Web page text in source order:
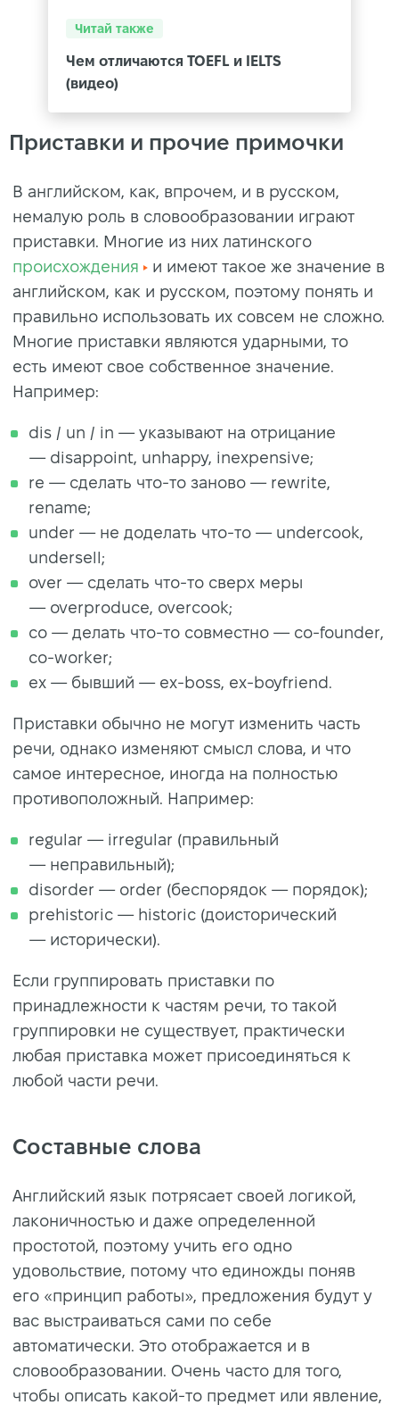
Читай также
Чем отличаются TOEFL и IELTS
(видео)
Приставки и прочие примочки
В английском, как, впрочем, и в русском,
немалую роль в словообразовании играют
приставки. Многие из них латинского
происхождения
и имеют такое же значение в
английском, как и русском, поэтому понять и
правильно использовать их совсем не сложно.
Многие приставки являются ударными, то
есть имеют свое собственное значение.
Например:
dis / un / in — указывают на отрицание
— disappoint, unhappy, inexpensive;
re — сделать что-то заново — rewrite,
rename;
under — не доделать что-то — undercook,
undersell;
over — сделать что-то сверх меры
— overproduce, overcook;
co — делать что-то совместно — co-founder,
co-worker;
ex — бывший — ex-boss, ex-boyfriend.
Приставки обычно не могут изменить часть
речи, однако изменяют смысл слова, и что
самое интересное, иногда на полностью
противоположный. Например:
regular — irregular (правильный
— неправильный);
disorder — order (беспорядок — порядок);
prehistoric — historic (доисторический
— исторически).
Если группировать приставки по
принадлежности к частям речи, то такой
группировки не существует, практически
любая приставка может присоединяться к
любой части речи.
Составные слова
Английский язык потрясает своей логикой,
лаконичностью и даже определенной
простотой, поэтому учить его одно
удовольствие, потому что единожды поняв
его «принцип работы», предложения будут у
вас выстраиваться сами по себе
автоматически. Это отображается и в
словообразовании. Очень часто для того,
чтобы описать какой-то предмет или явление,